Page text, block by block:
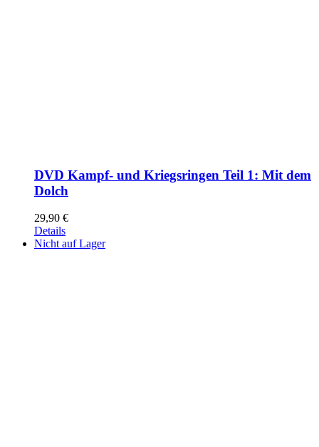
DVD Kampf- und Kriegsringen Teil 1: Mit dem
Dolch
29,90 €
Details
Nicht auf Lager